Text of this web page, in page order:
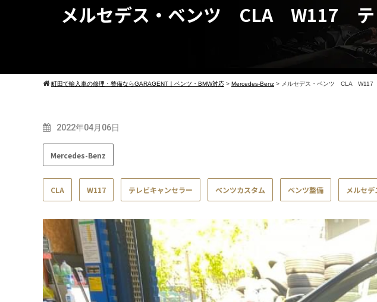
メルセデス・ベンツ CLA W117 テ
町田で輸入車の修理・整備ならGARAGENT｜ベンツ・BMW対応 > Mercedes-Benz > メルセデス・ベンツ CLA W117
2022年04月06日
Mercedes-Benz
CLA W117 テレビキャンセラー ベンツカスタム ベンツ整備 メルセ